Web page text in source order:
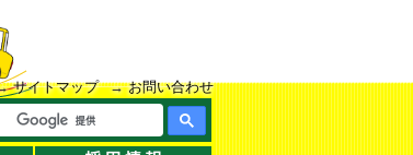
サイトマップ お問い合わせ